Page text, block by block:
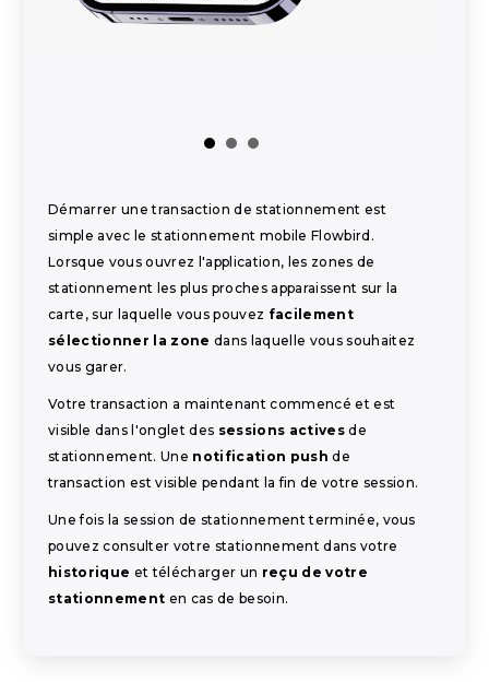
Démarrer une transaction de stationnement est
simple avec le stationnement mobile Flowbird.
Lorsque vous ouvrez l'application, les zones de
stationnement les plus proches apparaissent sur la
carte, sur laquelle vous pouvez facilement
sélectionner la zone dans laquelle vous souhaitez
vous garer.
Votre transaction a maintenant commencé et est
visible dans l'onglet des sessions activesde
stationnement. Une notification push de
transaction est visible pendant la fin de votre session.
Une fois la session de stationnement terminée, vous
pouvez consulter votre stationnement dans votre
historique et télécharger un reçu de votre
stationnement en cas de besoin.